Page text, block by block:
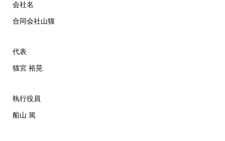
会社名
合同会社山猫
代表
猫宮 裕晃
執行役員
船山 篤